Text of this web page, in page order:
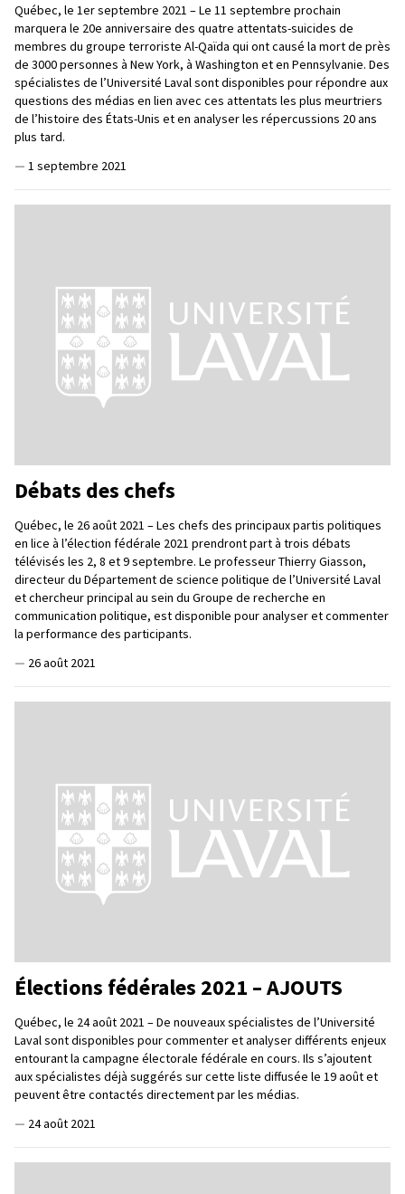
Québec, le 1er septembre 2021 – Le 11 septembre prochain
marquera le 20e anniversaire des quatre attentats-suicides de
membres du groupe terroriste Al-Qaïda qui ont causé la mort de près
de 3000 personnes à New York, à Washington et en Pennsylvanie. Des
spécialistes de l’Université Laval sont disponibles pour répondre aux
questions des médias en lien avec ces attentats les plus meurtriers
de l’histoire des États-Unis et en analyser les répercussions 20 ans
plus tard.
— 1 septembre 2021
Débats des chefs
Québec, le 26 août 2021 – Les chefs des principaux partis politiques
en lice à l’élection fédérale 2021 prendront part à trois débats
télévisés les 2, 8 et 9 septembre. Le professeur Thierry Giasson,
directeur du Département de science politique de l’Université Laval
et chercheur principal au sein du Groupe de recherche en
communication politique, est disponible pour analyser et commenter
la performance des participants.
— 26 août 2021
Élections fédérales 2021 – AJOUTS
Québec, le 24 août 2021 – De nouveaux spécialistes de l’Université
Laval sont disponibles pour commenter et analyser différents enjeux
entourant la campagne électorale fédérale en cours. Ils s’ajoutent
aux spécialistes déjà suggérés sur cette liste diffusée le 19 août et
peuvent être contactés directement par les médias.
— 24 août 2021